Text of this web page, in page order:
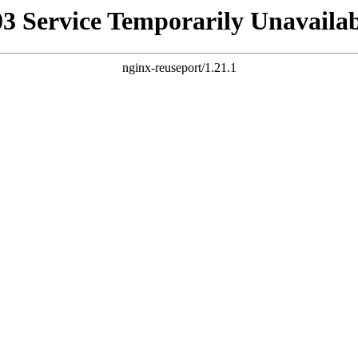
Service Temporarily
nginx-reuseport/1.21.1